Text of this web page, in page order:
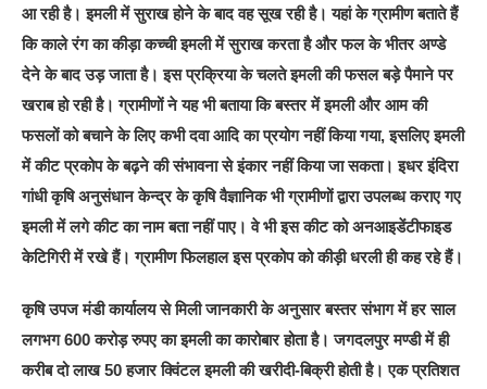
आ रही है। इमली में सुराख होने के बाद वह सूख रही है। यहां के ग्रामीण बताते हैं
कि काले रंग का कीड़ा कच्ची इमली में सुराख करता है और फल के भीतर अण्डे
देने के बाद उड़ जाता है। इस प्रक्रिया के चलते इमली की फसल बड़े पैमाने पर
खराब हो रही है। ग्रामीणों ने यह भी बताया कि बस्तर में इमली और आम की
फसलों को बचाने के लिए कभी दवा आदि का प्रयोग नहीं किया गया, इसलिए इमली
में कीट प्रकोप के बढ़ने की संभावना से इंकार नहीं किया जा सकता। इधर इंदिरा
गांधी कृषि अनुसंधान केन्द्र के कृषि वैज्ञानिक भी ग्रामीणों द्वारा उपलब्ध कराए गए
इमली में लगे कीट का नाम बता नहीं पाए। वे भी इस कीट को अनआइडेंटीफाइड
केटिगिरी में रखे हैं। ग्रामीण फिलहाल इस प्रकोप को कीड़ी धरली ही कह रहे हैं।
कृषि उपज मंडी कार्यालय से मिली जानकारी के अनुसार बस्तर संभाग में हर साल
लगभग 600 करोड़ रुपए का इमली का कारोबार होता है। जगदलपुर मण्डी में ही
करीब दो लाख 50 हजार क्विंटल इमली की खरीदी-बिक्री होती है। एक प्रतिशत